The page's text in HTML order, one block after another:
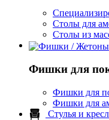
Столы для
Столы из
Фишки для
Фишки для
Фишки для
Стулья и